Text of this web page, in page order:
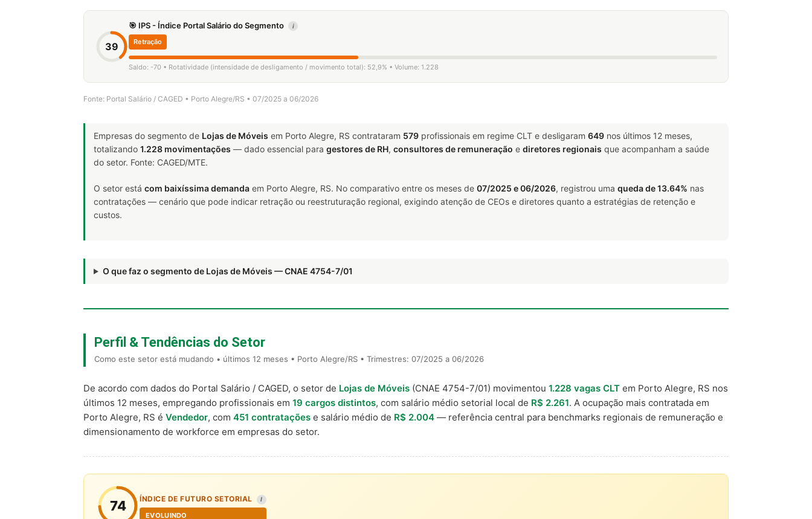
39
🎯 IPS - Índice Portal Salário do Segmento i
Retração
Saldo: -70 • Rotatividade (intensidade de desligamento / movimento total): 52,9% • Volume: 1.228
Fonte: Portal Salário / CAGED • Porto Alegre/RS • 07/2025 a 06/2026
Empresas do segmento de Lojas de Móveis em Porto Alegre, RS contrataram 579 profissionais em regime CLT e desligaram 649 nos últimos 12 meses,
totalizando 1.228 movimentações — dado essencial para gestores de RH, consultores de remuneração e diretores regionais que acompanham a saúde
do setor. Fonte: CAGED/MTE.
O setor está com baixíssima demanda em Porto Alegre, RS. No comparativo entre os meses de 07/2025 e 06/2026, registrou uma queda de 13.64% nas
contratações — cenário que pode indicar retração ou reestruturação regional, exigindo atenção de CEOs e diretores quanto a estratégias de retenção e
custos.
O que faz o segmento de Lojas de Móveis — CNAE 4754-7/01
Perfil & Tendências do Setor
Como este setor está mudando • últimos 12 meses • Porto Alegre/RS • Trimestres: 07/2025 a 06/2026
De acordo com dados do Portal Salário / CAGED, o setor de Lojas de Móveis (CNAE 4754-7/01) movimentou 1.228 vagas CLT em Porto Alegre, RS nos
últimos 12 meses, empregando profissionais em 19 cargos distintos, com salário médio setorial local de R$ 2.261. A ocupação mais contratada em
Porto Alegre, RS é Vendedor, com 451 contratações e salário médio de R$ 2.004 — referência central para benchmarks regionais de remuneração e
dimensionamento de workforce em empresas do setor.
74 ÍNDICE DE FUTURO SETORIAL I
EVOLUINDO